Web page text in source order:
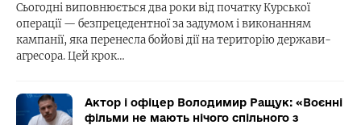
Сьогодні виповнюється два роки від початку Курської
операції — безпрецедентної за задумом і виконанням
кампанії, яка перенесла бойові дії на територію держави-
агресора. Цей крок…
Актор і офіцер Володимир Ращук: «Воєнні
фільми не мають нічого спільного з